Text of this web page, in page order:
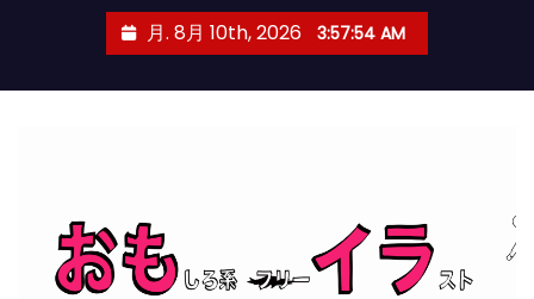
月. 8月 10th, 2026 3:57:55 AM